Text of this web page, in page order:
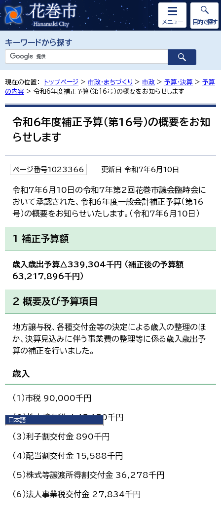
キーワードから探す
メニュー
日本語
English
简体中文
目的で探す
現在の位置： トップページ > 市政・まちづくり > 市政 > 予算・決算 > 予算
の内容 > 令和6年度補正予算（第16号）の概要をお知らせします
令和6年度補正予算（第16号）の概要をお知
らせします
ページ番号1023366 更新日 令和7年6月10日
令和7年6月10日の令和7年第2回花巻市議会臨時会に
おいて承認された、令和6年度一般会計補正予算（第16
号）の概要をお知らせいたします。（令和7年6月10日）
1 補正予算額
歳入歳出予算△339,304千円 （補正後の予算額
63,217,896千円）
2 概要及び予算項目
地方譲与税、各種交付金等の決定による歳入の整理のほ
か、決算見込みに伴う事業費の整理等に係る歳入歳出予
算の補正を行いました。
歳入
（1）市税 90,000千円
（2）地方譲与税 △45,150千円
（3）利子割交付金 890千円
（4）配当割交付金 15,588千円
（5）株式等譲渡所得割交付金 36,278千円
（6）法人事業税交付金 27,834千円